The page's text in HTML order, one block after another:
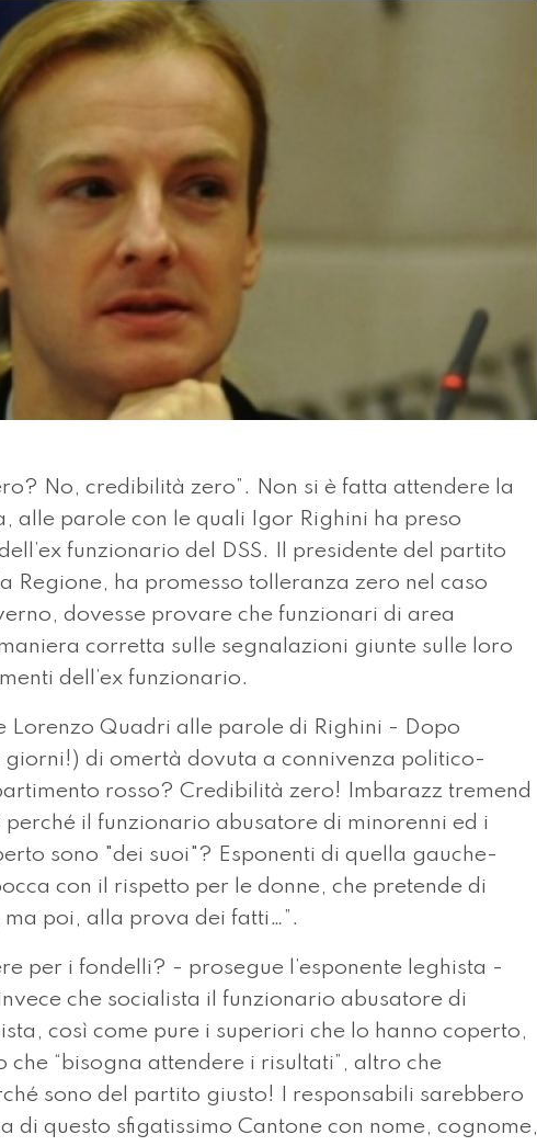
No, credibilità zero”. Non si è fatta attendere la
alle parole con le quali Igor Righini ha preso
funzionario del DSS. Il presidente del partito
Regione, ha promesso tolleranza zero nel caso
dovesse provare che funzionari di area
corretta sulle segnalazioni giunte sulle loro
dell’ex funzionario.
Lorenzo Quadri alle parole di Righini - Dopo
di omertà dovuta a connivenza politico-
rosso? Credibilità zero! Imbarazz tremend
il funzionario abusatore di minorenni ed i
sono "dei suoi"? Esponenti di quella gauche-
con il rispetto per le donne, che pretende di
poi, alla prova dei fatti…”.
per i fondelli? - prosegue l’esponente leghista -
che socialista il funzionario abusatore di
così come pure i superiori che lo hanno coperto,
“bisogna attendere i risultati”, altro che
sono del partito giusto! I responsabili sarebbero
di questo sfigatissimo Cantone con nome, cognome,